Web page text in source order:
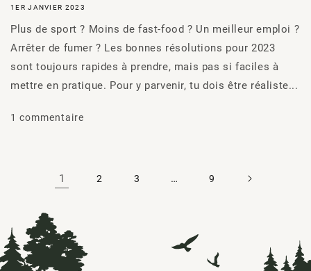
1ER JANVIER 2023
Plus de sport ? Moins de fast-food ? Un meilleur emploi ?
Arrêter de fumer ? Les bonnes résolutions pour 2023
sont toujours rapides à prendre, mais pas si faciles à
mettre en pratique. Pour y parvenir, tu dois être réaliste...
1 commentaire
1 2 3 … 9